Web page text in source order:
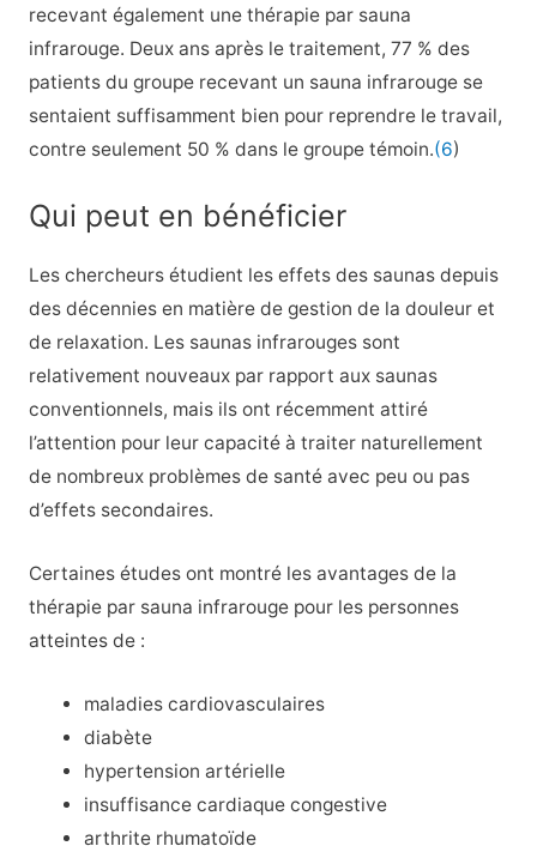
recevant également une thérapie par sauna
infrarouge. Deux ans après le traitement, 77 % des
patients du groupe recevant un sauna infrarouge se
sentaient suffisamment bien pour reprendre le travail,
contre seulement 50 % dans le groupe témoin.(6)
Qui peut en bénéficier
Les chercheurs étudient les effets des saunas depuis
des décennies en matière de gestion de la douleur et
de relaxation. Les saunas infrarouges sont
relativement nouveaux par rapport aux saunas
conventionnels, mais ils ont récemment attiré
l’attention pour leur capacité à traiter naturellement
de nombreux problèmes de santé avec peu ou pas
d’effets secondaires.
Certaines études ont montré les avantages de la
thérapie par sauna infrarouge pour les personnes
atteintes de :
maladies cardiovasculaires
diabète
hypertension artérielle
insuffisance cardiaque congestive
arthrite rhumatoïde